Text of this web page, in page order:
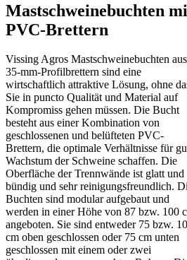
Mastschweinebuchten
PVC-Brettern
Vissing Agros Mastschweinebuchten aus
35-mm-Profilbrettern sind eine
wirtschaftlich attraktive Lösung, ohne
Sie in puncto Qualität und Material auf
Kompromiss gehen müssen. Die Bucht
besteht aus einer Kombination von
geschlossenen und belüfteten PVC-
Brettern, die optimale Verhältnisse für
Wachstum der Schweine schaffen. Die
Oberfläche der Trennwände ist glatt und
bündig und sehr reinigungsfreundlich.
Buchten sind modular aufgebaut und
werden in einer Höhe von 87 bzw. 100
angeboten. Sie sind entweder 75 bzw.
cm oben geschlossen oder 75 cm unten
geschlossen mit einem oder zwei